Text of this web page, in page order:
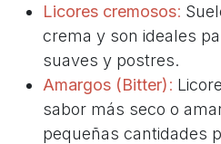
Licores cremosos:
crema y son ideales
suaves y postres.
Amargos (Bitter):
sabor más seco o
pequeñas cantidades